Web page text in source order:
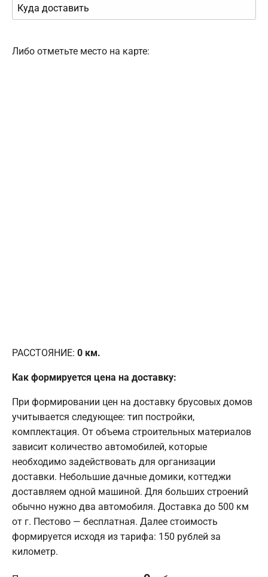
Либо отметьте место на карте:
РАССТОЯНИЕ: 0 км.
Как формируется цена на доставку:
При формировании цен на доставку брусовых домов
учитывается следующее: тип постройки,
комплектация. От объема строительных материалов
зависит количество автомобилей, которые
необходимо задействовать для организации
доставки. Небольшие дачные домики, коттеджи
доставляем одной машиной. Для больших строений
обычно нужно два автомобиля. Доставка до 500 км
от г. Пестово — бесплатная. Далее стоимость
формируется исходя из тарифа: 150 рублей за
километр.